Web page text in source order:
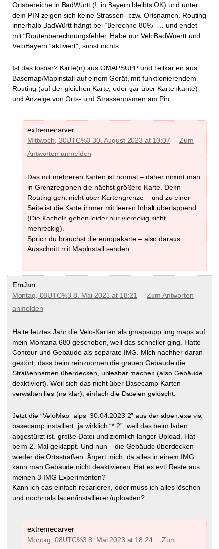
Ortsbereiche in BadWürtt (!, in Bayern bleibts OK) und unter
dem PIN zeigen sich keine Strassen- bzw. Ortsnamen. Routing
innerhalb BadWürtt hängt bei “Berechne 80%” … und endet
mit “Routenberechnungsfehler. Habe nur VeloBadWuertt und
VeloBayern “aktiviert”, sonst nichts.
Ist das lösbar? Karte(n) aus GMAPSUPP und Teilkarten aus
Basemap/Mapinstall auf einem Gerät, mit funktionierendem
Routing (auf der gleichen Karte, oder gar über Kartenkante)
und Anzeige von Orts- und Strassennamen am Pin.
extremecarver
Mittwoch, 30UTC%3 30. August 2023 at 10:07
Zum
Antworten anmelden
Das mit mehreren Karten ist normal – daher nimmt man
in Grenzregionen die nächst größere Karte. Denn
Routing geht nicht über Kartengrenze – und zu einer
Seite ist die Karte immer mit leeren Inhalt überlappend
(Die Kacheln gehen leider nur viereckig nicht
mehreckig).
Sprich du brauchst die europakarte – also daraus
Ausschnitt mit MapInstall senden.
ErnJan
Montag, 08UTC%3 8. Mai 2023 at 18:21
Zum Antworten
anmelden
Hatte letztes Jahr die Velo-Karten als gmapsupp.img maps auf
mein Montana 680 geschoben, weil das schneller ging. Hatte
Contour und Gebäude als separate IMG. Mich nachher daran
gestört, dass beim reinzoomen die grauen Gebäude die
Straßennamen überdecken, unlesbar machen (also Gebäude
deaktiviert). Weil sich das nicht über Basecamp Karten
verwalten lies (na klar), einfach die Dateien gelöscht.
Jetzt die “VeloMap_alps_30.04.2023 2” aus der alpen.exe via
basecamp installiert, ja wirklich “* 2”, weil das beim laden
abgestürzt ist, große Datei und ziemlich langer Upload. Hat
beim 2. Mal geklappt. Und nun – die Gebäude überdecken
wieder die Ortsstraßen. Ärgert mich; da alles in einem IMG
kann man Gebäude nicht deaktivieren. Hat es evtl Reste aus
meinen 3-IMG Experimenten?
Kann ich das einfach reparieren, oder muss ich alles löschen
und nochmals laden/installieren/uploaden?
extremecarver
Montag, 08UTC%3 8. Mai 2023 at 18:24 Zum